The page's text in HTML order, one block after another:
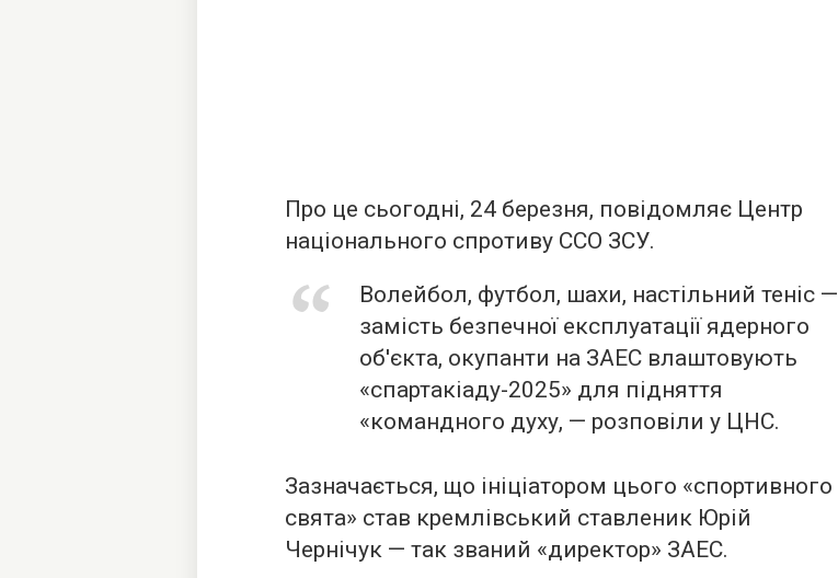
Про це сьогодні, 24 березня, повідомляє Центр
національного спротиву ССО ЗСУ.
Волейбол, футбол, шахи, настільний теніс —
замість безпечної експлуатації ядерного
об'єкта, окупанти на ЗАЕС влаштовують
«спартакіаду-2025» для підняття
«командного духу, — розповіли у ЦНС.
Зазначається, що ініціатором цього «спортивного
свята» став кремлівський ставленик Юрій
Чернічук — так званий «директор» ЗАЕС.